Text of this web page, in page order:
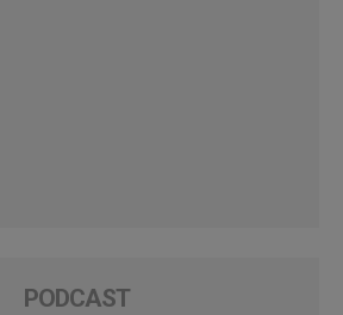
PODCAST